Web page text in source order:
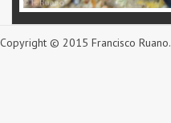
Copyright © 2015 Francisco Ruano.